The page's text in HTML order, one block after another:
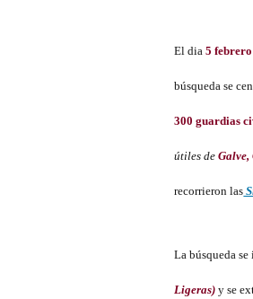
El dia5 febrero
búsqueda se
300 guardias
útiles de
recorrieron las
La búsqueda
Ligeras)y se